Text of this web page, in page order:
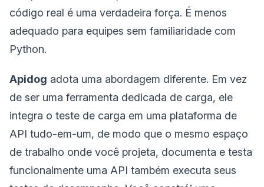
código real é uma verdadeira força. É menos
adequado para equipes sem familiaridade com
Python.
Apidog adota uma abordagem diferente. Em vez
de ser uma ferramenta dedicada de carga, ele
integra o teste de carga em uma plataforma de
API tudo-em-um, de modo que o mesmo espaço
de trabalho onde você projeta, documenta e testa
funcionalmente uma API também executa seus